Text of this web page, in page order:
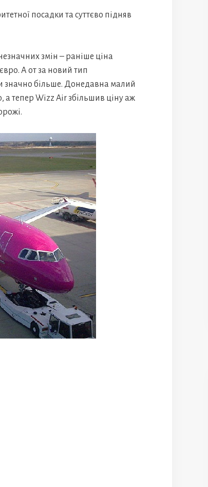
посадки та суттєво підняв
змін – раніше ціна
А от за новий тип
значно більше. Донедавна малий
а тепер Wizz Air збільшив ціну аж